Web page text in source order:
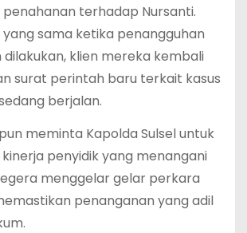
terhadap Nursanti.
yang sama ketika penangguhan
klien mereka kembali
surat perintah baru terkait kasus
berjalan.
meminta Kapolda Sulsel untuk
penyidik yang menangani
menggelar gelar perkara
penanganan yang adil